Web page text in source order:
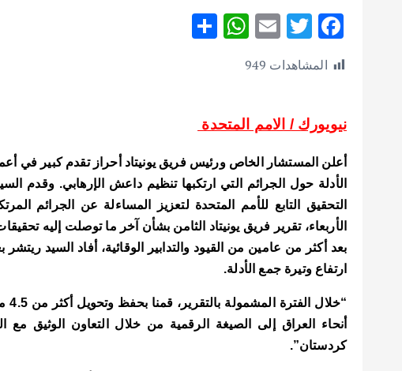
F
ac
e
o
o
k
T
w
it
r
E
ai
W
A
p
p
المشاهدات 949
نيويورك / الامم المتحدة
أعلن المستشار الخاص ورئيس فريق يونيتاد أحراز تقدم كبير في
الأدلة حول الجرائم التي ارتكبها تنظيم داعش الإرهابي.وقدم
التحقيق التابع للأمم المتحدة لتعزيز المساءلة عن الجرائم
الأربعاء، تقرير فريق يونيتاد الثامن بشأن آخر ما توصلت إليه
بعد أكثر من عامين من القيود والتدابير الوقائية، أفاد السيد
ارتفاع وتيرة جمع الأدلة.
أنحاء العراق
لى الصيغة الرقمية من خلال التعاون الوثيق مع
كردستان”.